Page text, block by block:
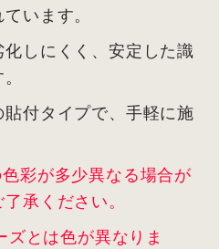
います。
しにくく、安定した識
付タイプで、手軽に施
彩が多少異なる場合が
承ください。
とは色が異なりま